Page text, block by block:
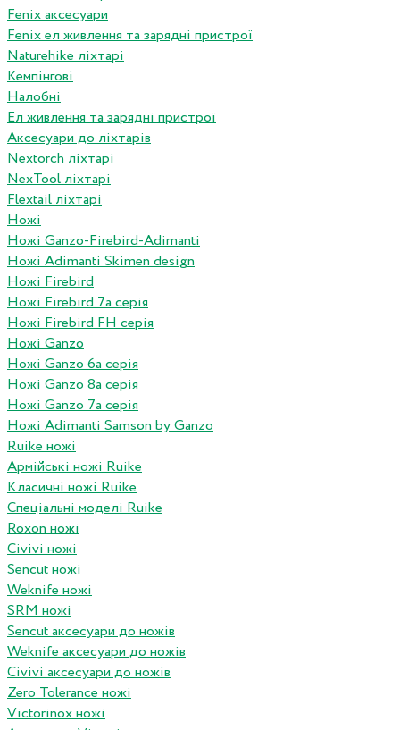
Fenix аксесуари
Fenix ел живлення та зарядні пристрої
Naturehike ліхтарі
Кемпінгові
Налобні
Ел живлення та зарядні пристрої
Аксесуари до ліхтарів
Nextorch ліхтарі
NexTool ліхтарі
Flextail ліхтарі
Ножі
Ножі Ganzo-Firebird-Adimanti
Ножі Adimanti Skimen design
Ножі Firebird
Ножі Firebird 7а серія
Ножі Firebird FH серія
Ножі Ganzo
Ножі Ganzo 6а серія
Ножі Ganzo 8а серія
Ножі Ganzo 7а серія
Ножі Adimanti Samson by Ganzo
Ruike ножі
Армійські ножі Ruike
Класичні ножі Ruike
Спеціальні моделі Ruike
Roxon ножi
Civivi ножі
Sencut ножі
Weknife ножі
SRM ножі
Sencut аксесуари до ножів
Weknife аксесуари до ножів
Civivi аксесуари до ножів
Zero Tolerance ножі
Victorinox ножі